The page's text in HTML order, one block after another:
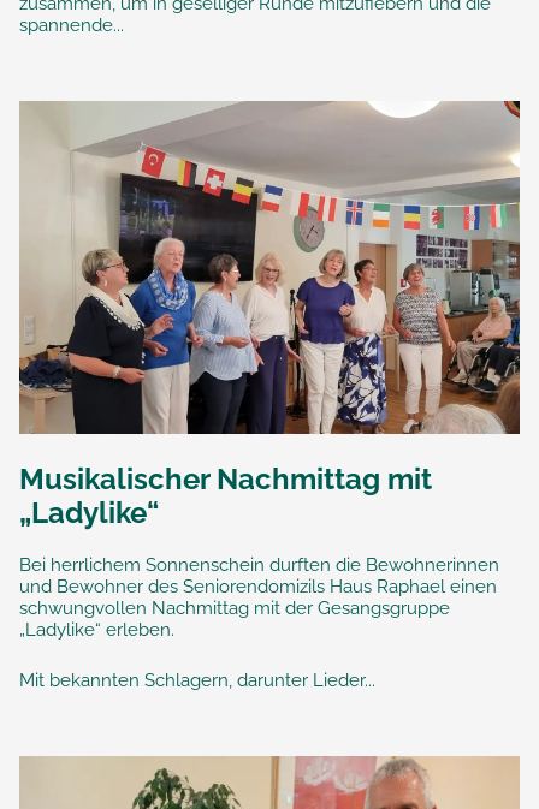
spannende...
Musikalischer Nachmittag mit
„Ladylike“
Bei herrlichem Sonnenschein durften die Bewohnerinnen
und Bewohner des Seniorendomizils Haus Raphael einen
schwungvollen Nachmittag mit der Gesangsgruppe
„Ladylike“ erleben.
Mit bekannten Schlagern, darunter Lieder...